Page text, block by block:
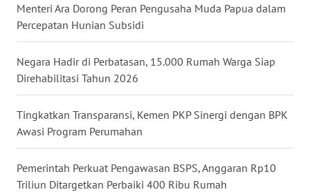
Menteri Ara Dorong Peran Pengusaha Muda Papua dalam
Percepatan Hunian Subsidi
Negara Hadir di Perbatasan, 15.000 Rumah Warga Siap
Direhabilitasi Tahun 2026
Tingkatkan Transparansi, Kemen PKP Sinergi dengan BPK
Awasi Program Perumahan
Pemerintah Perkuat Pengawasan BSPS, Anggaran Rp10
Triliun Ditargetkan Perbaiki 400 Ribu Rumah
WN
KALBAR
WN
KALTENG
WN
KALTARA
WN
KALSEL